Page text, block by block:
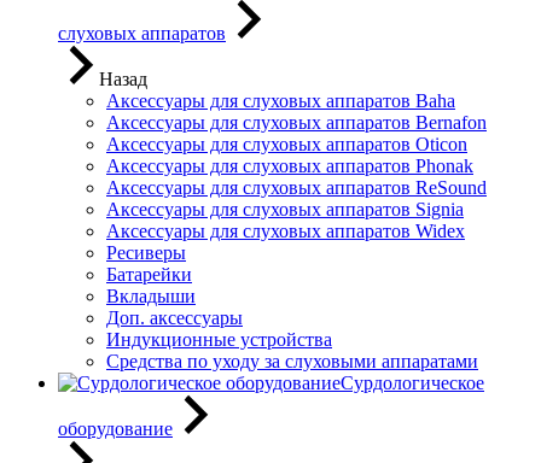
слуховых аппаратов
Назад
Аксессуары для слуховых аппаратов Baha
Аксессуары для слуховых аппаратов Bernafon
Аксессуары для слуховых аппаратов Oticon
Аксессуары для слуховых аппаратов Phonak
Аксессуары для слуховых аппаратов ReSound
Аксессуары для слуховых аппаратов Signia
Аксессуары для слуховых аппаратов Widex
Ресиверы
Батарейки
Вкладыши
Доп. аксессуары
Индукционные устройства
Средства по уходу за слуховыми аппаратами
Сурдологическое
оборудование